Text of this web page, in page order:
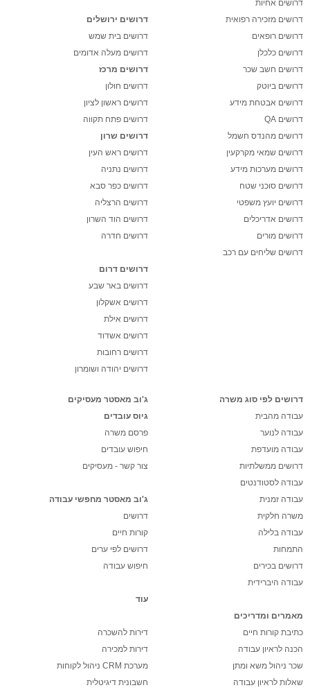
דרושים אחיות
דרושים מזכירה רפואית
דרושים רופאים
דרושים כלכלן
דרושים חשב שכר
דרושים ביוטק
דרושים אבטחת מידע
דרושים QA
דרושים מהנדס חשמל
דרושים שמאי מקרקעין
דרושים מערכות מידע
דרושים סוכני שטח
דרושים יועץ משפטי
דרושים אדריכלים
דרושים מורים
דרושים שליחים עם רכב
דרושים ירושלים
דרושים בית שמש
דרושים מעלה אדומים
דרושים מרכז
דרושים חולון
דרושים ראשון לציון
דרושים פתח תקווה
דרושים שרון
דרושים ראש העין
דרושים נתניה
דרושים כפר סבא
דרושים הרצליה
דרושים הוד השרון
דרושים חדרה
דרושים דרום
דרושים באר שבע
דרושים אשקלון
דרושים אילת
דרושים אשדוד
דרושים רחובות
דרושים יהודה ושומרון
דרושים לפי סוג משרה
עבודה מהבית
עבודה לנוער
עבודה מועדפת
דרושים ממשלתיות
עבודה לסטודנטים
עבודה זמנית
משרה חלקית
עבודה בלילה
התמחות
דרושים בכירים
עבודה היברידית
מאמרים ומדריכים
כתיבת קורות חיים
הכנה לראיון עבודה
שכר ניהול משא ומתן
שאלות לראיון עבודה
ג'וב מאסטר מעסיקים
גיוס עובדים
פרסם משרה
חיפוש עובדים
צור קשר - מעסיקים
ג'וב מאסטר מחפשי עבודה
דרושים
קורות חיים
דרושים לפי ערים
חיפוש עבודה
עוד
דירות להשכרה
דירות למכירה
מערכת CRM ניהול לקוחות
חשבונית דיגיטלית